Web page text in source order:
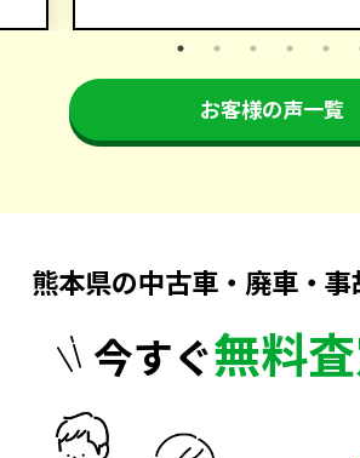
お客様の声一覧
熊本県の中古車・廃車・
今すぐ無料査